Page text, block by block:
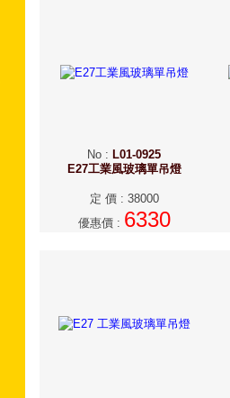
No : L01-0925
E27工業風玻璃單吊燈
定 價: 38000
優惠價: 6330